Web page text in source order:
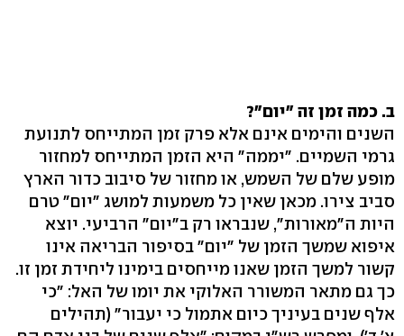
ב. כמה זמן זה "יום"?
השנים והימים אינם אלא פרק זמן המתייחס לתנועת
גרמי השמיים. "יממה" היא הזמן המתייחס למחזור
מופע שלם של השמש, או מחזור של סיבוב כדור הארץ
סביב צירו. מכאן שאין כל משמעות למושג "יום" טרם
היות ה"מאורות", שנבראו רק ב"יום" הרביעי. יוצא
איפוא שמשך הזמן של "יום" בסיפור הבריאה אינו
קשור למשך הזמן שאנו מייחסים בימינו ליחידת זמן זו.
כך גם מתאר המשורר האלוקי את יומו של האל: "כי
אלף שנים בעיניך כיום אתמול כי יעבור" (תהילים